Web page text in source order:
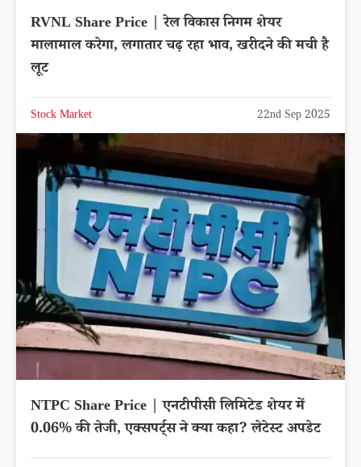
RVNL Share Price | रेल विकास निगम शेयर
मालामाल करेगा, लगातार चढ़ रहा भाव, खरीदने की मची है
लूट
Stock Market 22nd Sep 2025
NTPC Share Price | एनटीपीसी लिमिटेड शेयर में
0.06% की तेजी, एक्सपर्ट्स ने क्या कहा? लेटेस्ट अपडेट